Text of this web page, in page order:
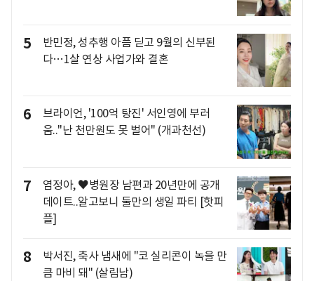
5
반민정, 성추행 아픔 딛고 9월의 신부된
다…1살 연상 사업가와 결혼
6
브라이언, '100억 탕진' 서인영에 부러
움.."난 천만원도 못 벌어" (개과천선)
7
염정아, ♥병원장 남편과 20년만에 공개
데이트..알고보니 둘만의 생일 파티 [핫피
플]
8
박서진, 축사 냄새에 "코 실리콘이 녹을 만
큼 마비 돼" (살림남)